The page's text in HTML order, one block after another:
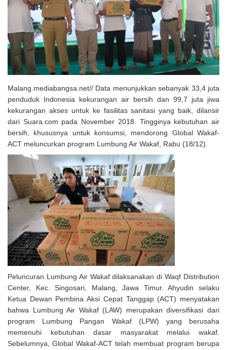
Uji Coba Program NADI JKN
Malang.mediabangsa.net// Data menunjukkan sebanyak 33,4 juta
penduduk Indonesia kekurangan air bersih dan 99,7 juta jiwa
kekurangan akses untuk ke fasilitas sanitasi yang baik, dilansir
dari Suara.com pada November 2018. Tingginya kebutuhan air
bersih, khususnya untuk konsumsi, mendorong Global Wakaf-
ACT meluncurkan program Lumbung Air Wakaf, Rabu (18/12).
Peluncuran Lumbung Air Wakaf dilaksanakan di Waqf Distribution
Center, Kec. Singosari, Malang, Jawa Timur. Ahyudin selaku
Ketua Dewan Pembina Aksi Cepat Tanggap (ACT) menyatakan
bahwa Lumbung Air Wakaf (LAW) merupakan diversifikasi dari
program Lumbung Pangan Wakaf (LPW) yang berusaha
memenuhi kebutuhan dasar masyarakat melalui wakaf.
Sebelumnya, Global Wakaf-ACT telah membuat program berupa